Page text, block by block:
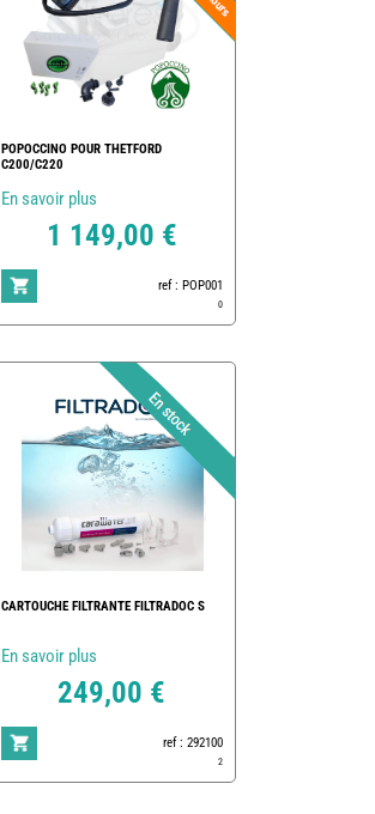
POPOCCINO POUR THETFORD
C200/C220
En savoir plus
1 149,00 €
ref : POP001
0
CARTOUCHE FILTRANTE FILTRADOC S
En savoir plus
249,00 €
ref : 292100
2